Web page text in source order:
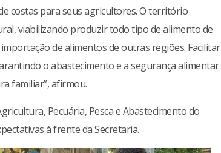
costas para seus agricultores. O território
viabilizando produzir todo tipo de alimento de
de alimentos de outras regiões. Facilitar
o abastecimento e a segurança alimentar
familiar”, afirmou.
Pecuária, Pesca e Abastecimento do
à frente da Secretaria.